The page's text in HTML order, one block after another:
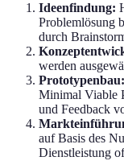
Ideenfindung:
Problemlösung
durch
werden
Prototypenbau:
Minimal Viable
und Feedback
auf Basis des
Dienstleistung